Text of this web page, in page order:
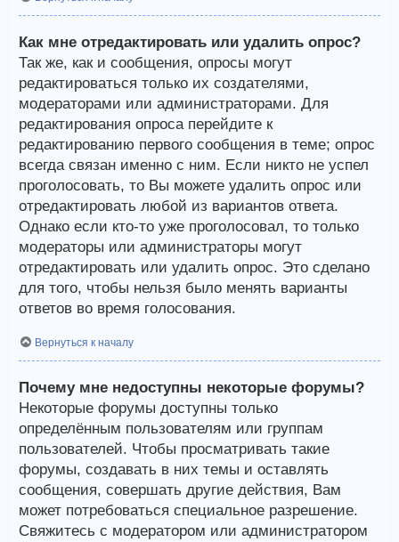
Как мне отредактировать или удалить опрос?
Так же, как и сообщения, опросы могут
редактироваться только их создателями,
модераторами или администраторами. Для
редактирования опроса перейдите к
редактированию первого сообщения в теме; опрос
всегда связан именно с ним. Если никто не успел
проголосовать, то Вы можете удалить опрос или
отредактировать любой из вариантов ответа.
Однако если кто-то уже проголосовал, то только
модераторы или администраторы могут
отредактировать или удалить опрос. Это сделано
для того, чтобы нельзя было менять варианты
ответов во время голосования.
Вернуться к началу
Почему мне недоступны некоторые форумы?
Некоторые форумы доступны только
определённым пользователям или группам
пользователей. Чтобы просматривать такие
форумы, создавать в них темы и оставлять
сообщения, совершать другие действия, Вам
может потребоваться специальное разрешение.
Свяжитесь с модератором или администратором